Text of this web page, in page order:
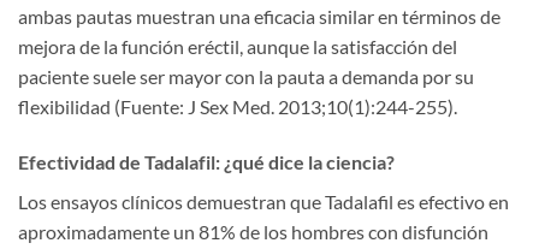
ambas pautas muestran una eficacia similar en términos de
mejora de la función eréctil, aunque la satisfacción del
paciente suele ser mayor con la pauta a demanda por su
flexibilidad (Fuente: J Sex Med. 2013;10(1):244-255).
Efectividad de Tadalafil: ¿qué dice la ciencia?
Los ensayos clínicos demuestran que Tadalafil es efectivo en
aproximadamente un 81% de los hombres con disfunción